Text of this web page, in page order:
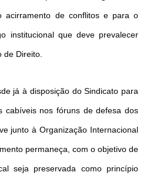
acirramento de conflitos e para o
institucional que deve prevalecer
de Direito.
já à disposição do Sindicato para
cabíveis nos fóruns de defesa dos
junto à Organização Internacional
permaneça, com o objetivo de
seja preservada como princípio